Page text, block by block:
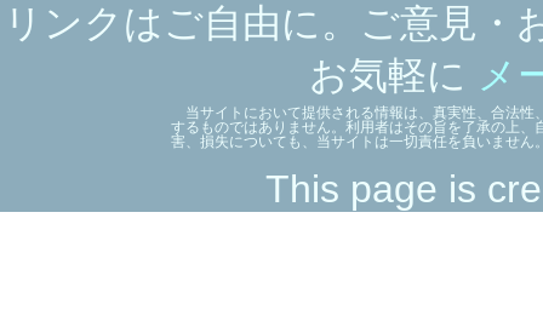
リンクはご自由に。ご意見・
お気軽に メ
当サイトにおいて提供される情報は、真実性、合法性
するものではありません。利用者はその旨を了承の上
害、損失についても、当サイトは一切責任を負いません
This page is